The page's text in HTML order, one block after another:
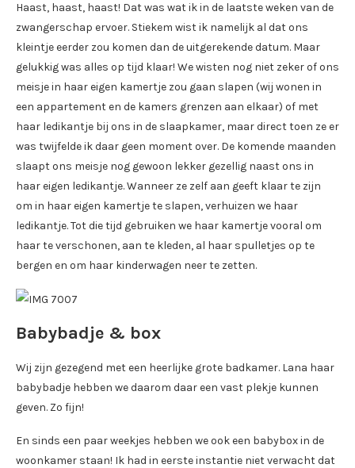
Haast, haast, haast! Dat was wat ik in de laatste weken van de
zwangerschap ervoer. Stiekem wist ik namelijk al dat ons
kleintje eerder zou komen dan de uitgerekende datum. Maar
gelukkig was alles op tijd klaar! We wisten nog niet zeker of ons
meisje in haar eigen kamertje zou gaan slapen (wij wonen in
een appartement en de kamers grenzen aan elkaar) of met
haar ledikantje bij ons in de slaapkamer, maar direct toen ze er
was twijfelde ik daar geen moment over. De komende maanden
slaapt ons meisje nog gewoon lekker gezellig naast ons in
haar eigen ledikantje. Wanneer ze zelf aan geeft klaar te zijn
om in haar eigen kamertje te slapen, verhuizen we haar
ledikantje. Tot die tijd gebruiken we haar kamertje vooral om
haar te verschonen, aan te kleden, al haar spulletjes op te
bergen en om haar kinderwagen neer te zetten.
Babybadje & box
Wij zijn gezegend met een heerlijke grote badkamer. Lana haar
babybadje hebben we daarom daar een vast plekje kunnen
geven. Zo fijn!
En sinds een paar weekjes hebben we ook een babybox in de
woonkamer staan! Ik had in eerste instantie niet verwacht dat